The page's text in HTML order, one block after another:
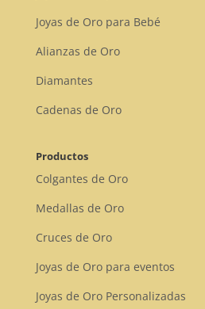
Joyas de Oro para Bebé
Alianzas de Oro
Diamantes
Cadenas de Oro
Productos
Colgantes de Oro
Medallas de Oro
Cruces de Oro
Joyas de Oro para eventos
Joyas de Oro Personalizadas